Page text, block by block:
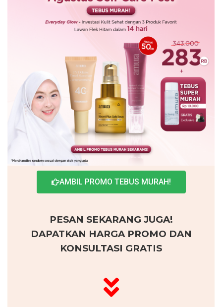
AMBIL PROMO TEBUS MURAH!
PESAN SEKARANG JUGA!
DAPATKAN HARGA PROMO DAN
KONSULTASI GRATIS